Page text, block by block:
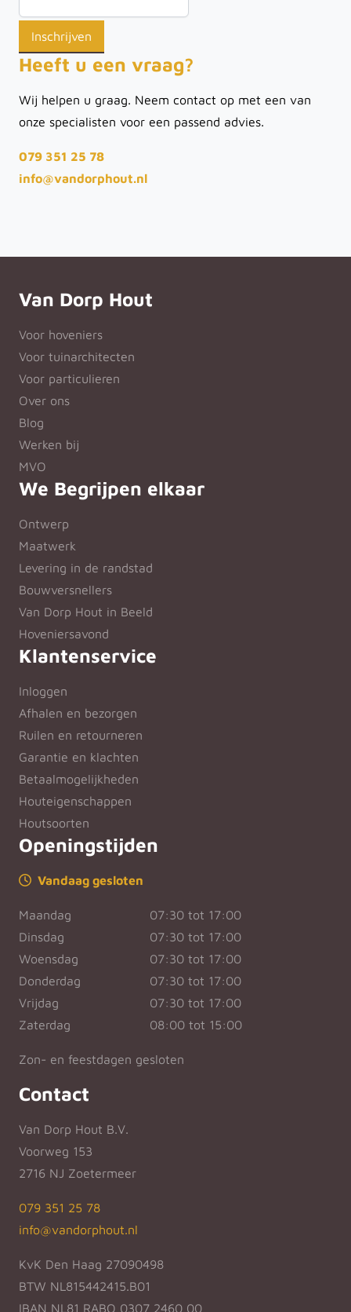
Heeft u een vraag?
Wij helpen u graag. Neem contact op met een van
onze specialisten voor een passend advies.
079 351 25 78
info@vandorphout.nl
Van Dorp Hout
Voor hoveniers
Voor tuinarchitecten
Voor particulieren
Over ons
Blog
Werken bij
MVO
We Begrijpen elkaar
Ontwerp
Maatwerk
Levering in de randstad
Bouwversnellers
Van Dorp Hout in Beeld
Hoveniersavond
Klantenservice
Inloggen
Afhalen en bezorgen
Ruilen en retourneren
Garantie en klachten
Betaalmogelijkheden
Houteigenschappen
Houtsoorten
Openingstijden
Vandaag gesloten
Maandag
07:30 tot 17:00
Dinsdag
07:30 tot 17:00
Woensdag
07:30 tot 17:00
Donderdag
07:30 tot 17:00
Vrijdag
07:30 tot 17:00
Zaterdag
08:00 tot 15:00
Zon- en feestdagen gesloten
Contact
Van Dorp Hout B.V.
Voorweg 153
2716 NJ Zoetermeer
079 351 25 78
info@vandorphout.nl
KvK Den Haag 27090498
BTW NL815442415.B01
IBAN NL81 RABO 0307 2460 00